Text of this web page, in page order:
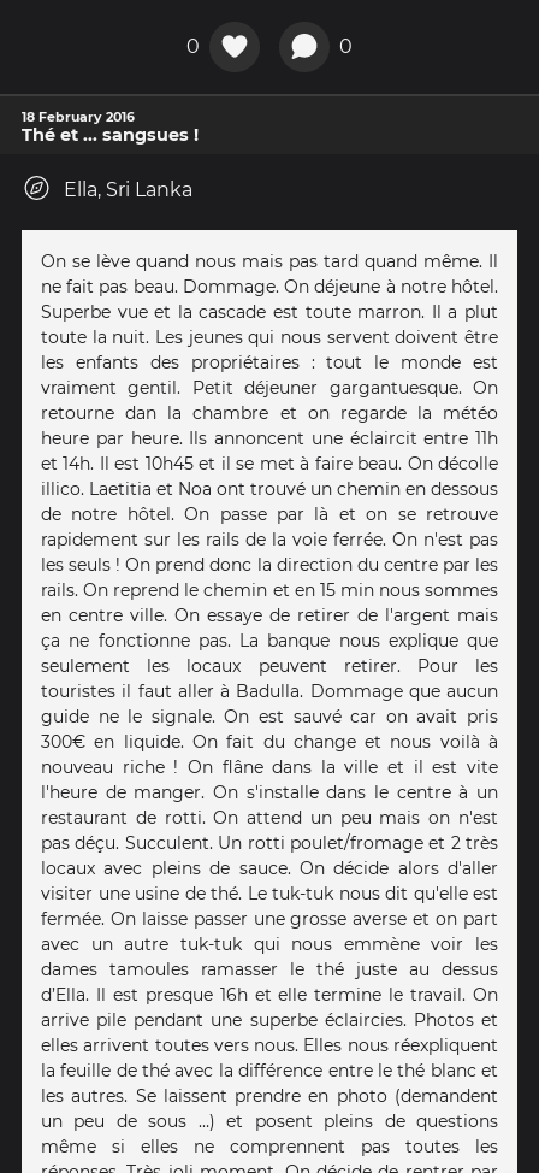
0 0
18 February 2016
Thé et ... sangsues !
Ella, Sri Lanka
On se lève quand nous mais pas tard quand même. Il
ne fait pas beau. Dommage. On déjeune à notre hôtel.
Superbe vue et la cascade est toute marron. Il a plut
toute la nuit. Les jeunes qui nous servent doivent être
les enfants des propriétaires : tout le monde est
vraiment gentil. Petit déjeuner gargantuesque. On
retourne dan la chambre et on regarde la météo
heure par heure. Ils annoncent une éclaircit entre 11h
et 14h. Il est 10h45 et il se met à faire beau. On décolle
illico. Laetitia et Noa ont trouvé un chemin en dessous
de notre hôtel. On passe par là et on se retrouve
rapidement sur les rails de la voie ferrée. On n'est pas
les seuls ! On prend donc la direction du centre par les
rails. On reprend le chemin et en 15 min nous sommes
en centre ville. On essaye de retirer de l'argent mais
ça ne fonctionne pas. La banque nous explique que
seulement les locaux peuvent retirer. Pour les
touristes il faut aller à Badulla. Dommage que aucun
guide ne le signale. On est sauvé car on avait pris
300€ en liquide. On fait du change et nous voilà à
nouveau riche ! On flâne dans la ville et il est vite
l'heure de manger. On s'installe dans le centre à un
restaurant de rotti. On attend un peu mais on n'est
pas déçu. Succulent. Un rotti poulet/fromage et 2 très
locaux avec pleins de sauce. On décide alors d'aller
visiter une usine de thé. Le tuk-tuk nous dit qu'elle est
fermée. On laisse passer une grosse averse et on part
avec un autre tuk-tuk qui nous emmène voir les
dames tamoules ramasser le thé juste au dessus
d’Ella. Il est presque 16h et elle termine le travail. On
arrive pile pendant une superbe éclaircies. Photos et
elles arrivent toutes vers nous. Elles nous réexpliquent
la feuille de thé avec la différence entre le thé blanc et
les autres. Se laissent prendre en photo (demandent
un peu de sous …) et posent pleins de questions
même si elles ne comprennent pas toutes les